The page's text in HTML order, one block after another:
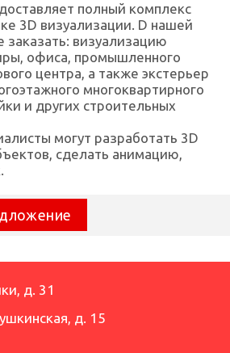
полный комплекс
3D визуализации. D нашей
визуализацию
офиса, промышленного
центра, а также экстерьер
многоквартирного
и других строительных
могут разработать 3D
сделать анимацию,
д. 31
д. 15